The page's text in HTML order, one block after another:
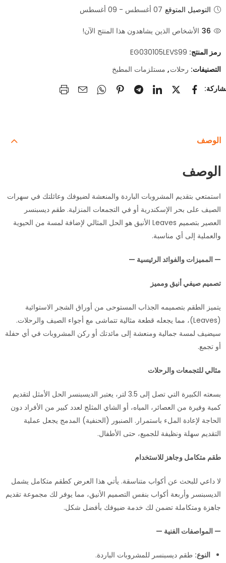
التوصيل المتوقع 07 أغسطس - 09 أغسطس
36 الأشخاص الذين يشاهدون هذا المنتج الآن!
رمز المنتج: EG030105LEVS99
التصنيفات: رحلات, مستلزمات المطبخ
الوصف
الوصف
استمتعي بتقديم المشروبات الباردة والمنعشة لضيوفك وعائلتك في سهرات
الصيف على بحر الإسكندرية أو في التجمعات المنزلية. طقم ديسبنسر
العصير بتصميم Leaves الأنيق هو الحل المثالي لإضافة لمسة من الحيوية
والعملية إلى أي مناسبة.
— المميزات والفوائد الرئيسية —
تصميم صيفي أنيق ومميز
يتميز الطقم بتصميمه الجذاب المستوحى من أوراق الشجر الاستوائية
(Leaves)، مما يجعله قطعة مثالية تتماشى مع أجواء الصيف والرحلات.
سيضيف لمسة جمالية ومنعشة إلى مائدتك أو ركن المشروبات في أي حفلة
أو تجمع.
مثالي للتجمعات والرحلات
بسعته الكبيرة التي تصل إلى 3.5 لتر، يعتبر الديسبنسر الحل الأمثل لتقديم
كمية وفيرة من العصائر، المياه، أو الشاي المثلج لعدد كبير من الأفراد دون
الحاجة لإعادة الملء باستمرار. الصنبور (الحنفية) المدمج يجعل عملية
التقديم سهلة ونظيفة للجميع، حتى الأطفال.
طقم متكامل وجاهز للاستخدام
لا داعي للبحث عن أكواب متناسقة. يأتي هذا العرض كطقم متكامل يشمل
الديسبنسر وأربعة أكواب بنفس التصميم الأنيق، مما يوفر لك مجموعة تقديم
جاهزة ومتكاملة تضمن لك خدمة ضيوفك بأفضل شكل.
— المواصفات الفنية —
النوع: طقم ديسبنسر للمشروبات الباردة.